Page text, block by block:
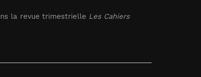
la revue trimestrielle Les Cahiers